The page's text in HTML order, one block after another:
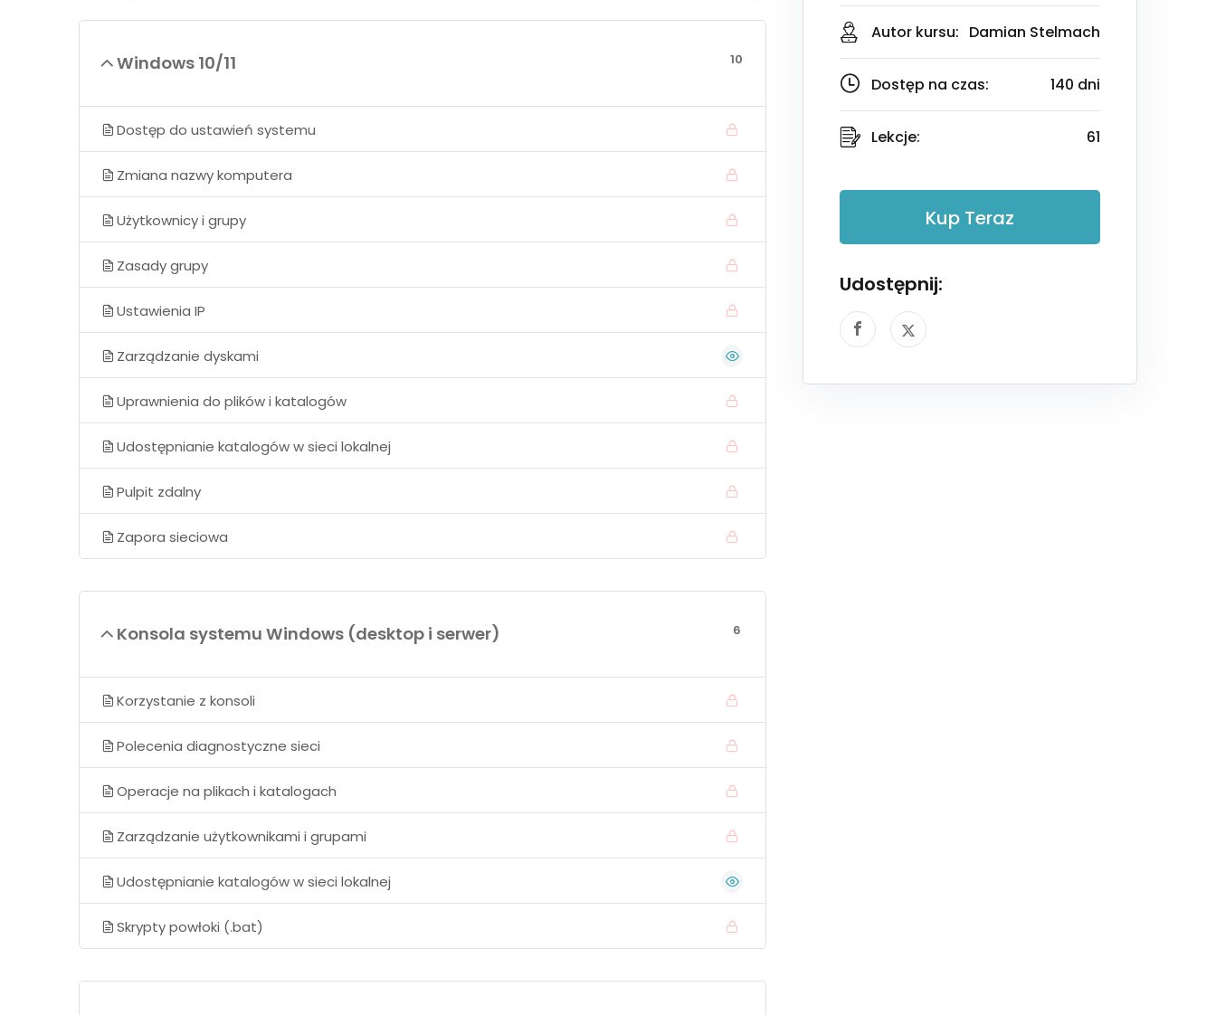
Windows 10/11 10
Dostęp do ustawień systemu
Zmiana nazwy komputera
Użytkownicy i grupy
Zasady grupy
Ustawienia IP
Zarządzanie dyskami
Uprawnienia do plików i katalogów
Udostępnianie katalogów w sieci lokalnej
Pulpit zdalny
Zapora sieciowa
Konsola systemu Windows (desktop i serwer) 6
Korzystanie z konsoli
Polecenia diagnostyczne sieci
Operacje na plikach i katalogach
Zarządzanie użytkownikami i grupami
Udostępnianie katalogów w sieci lokalnej
Skrypty powłoki (.bat)
Autor kursu: Damian Stelmach
Dostęp na czas: 140 dni
Lekcje: 61
Kup Teraz
Udostępnij: